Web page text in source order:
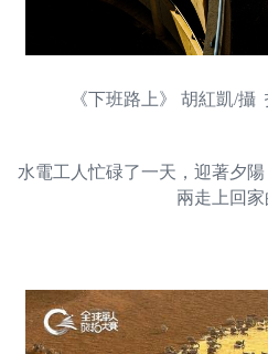
《下班路上》 胡紅凱/
水電工人忙碌了一天，迎著夕
兩走上回家